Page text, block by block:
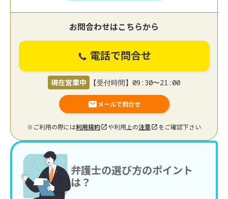
お問合わせはこちらから
電話で問合せ
現在営業中 【受付時間】09:30〜21:00
メールで問合せ
※ご利用の際には利用規約 や利用上の注意 をご確認下さい
弁護士の選び方のポイント
は？